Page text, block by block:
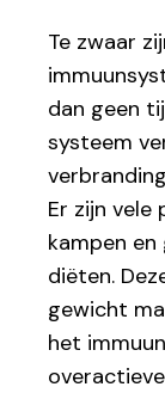
Te zwaar
dan geen
systeem
Er zijn
kampen
diëten.
gewicht
het